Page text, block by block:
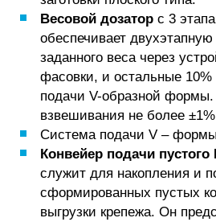
Весовой дозатор с 3
обеспечивает
заданного веса через
фасовки, и остальные 10%
подачи V-образной
взвешивания не более
Система подачи V –
Конвейер подачи пустого
служит для накопления и
сформированных пустых
выгрузки крепежа. Он